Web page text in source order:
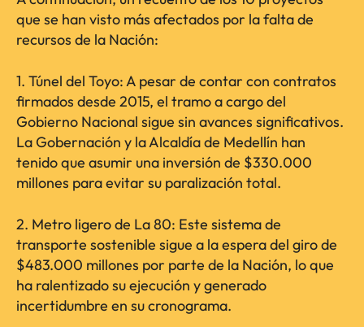
que se han visto más afectados por la falta de
recursos de la Nación:
1. Túnel del Toyo: A pesar de contar con contratos
firmados desde 2015, el tramo a cargo del
Gobierno Nacional sigue sin avances significativos.
La Gobernación y la Alcaldía de Medellín han
tenido que asumir una inversión de $330.000
millones para evitar su paralización total.
2. Metro ligero de La 80: Este sistema de
transporte sostenible sigue a la espera del giro de
$483.000 millones por parte de la Nación, lo que
ha ralentizado su ejecución y generado
incertidumbre en su cronograma.